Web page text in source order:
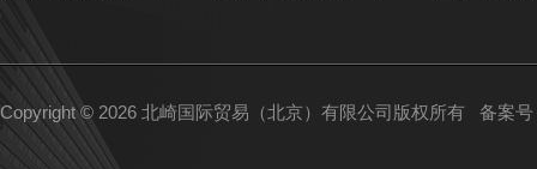
Copyright © 2026 北崎国际贸易（北京）有限公司版权所有 备案号